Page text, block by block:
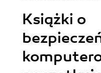
Książki o